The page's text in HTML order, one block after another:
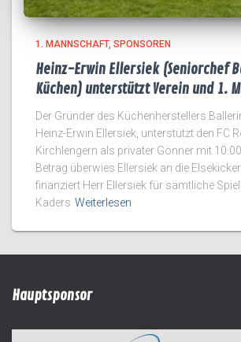
1. MANNSCHAFT SPONSOREN
Heinz-Erwin Ellersiek (Seniorchef
Küchen) unterstützt Verein und 1.
Der Gründer des Küchenherstellers
Heinz-Erwin Ellersiek, unterstützt den FC
Kirchlengern als privater Gönner mit
Betrag überwies Ellersiek an die
finanziert Herr Ellersiek für sämtliche
Kaders Weiterlesen
Hauptsponsor